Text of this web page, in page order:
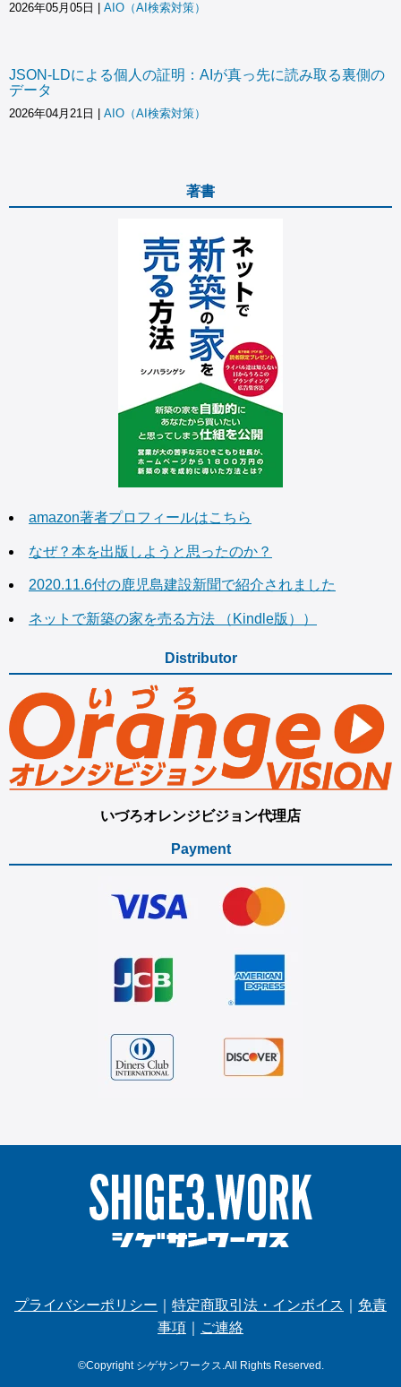
2026年05月05日 AIO（AI検索対策）
JSON-LDによる個人の証明：AIが真っ先に読み取る裏側の
データ
2026年04月21日 AIO（AI検索対策）
著書
amazon著者プロフィールはこちら
なぜ？本を出版しようと思ったのか？
2020.11.6付の鹿児島建設新聞で紹介されました
ネットで新築の家を売る方法 （Kindle版））
Distributor
いづろオレンジビジョン代理店
Payment
プライバシーポリシー 特定商取引法・インボイス
免責
事項
ご連絡
©Copyright シゲサンワークス.All Rights Reserved.